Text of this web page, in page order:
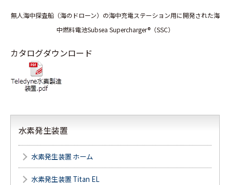
無人海中探査船（海のドローン）の海中充電ステーション用に開発された海
中燃料電池Subsea Supercharger®（SSC）
カタログダウンロード
水素発生装置
水素発生装置 ホーム
水素発生装置 Titan EL